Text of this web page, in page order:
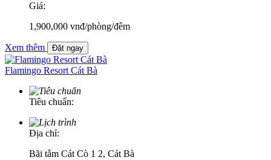
Giá:
1,900,000 vnđ/phòng/đêm
Xem thêm Đặt ngay
Flamingo Resort Cát Bà
Tiêu chuẩn:
Địa chỉ:
Bãi tắm Cát Cò 1 2, Cát Bà